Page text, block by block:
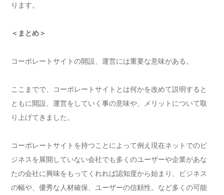
ります。
＜まとめ＞
コーポレートサイトの開設、運営には重要な意味がある。
ここまでで、コーポレートサイトとは何かを改めて説明すると
ともに開設、運営をしていく事の意味や、メリットについて取
り上げてきました。
コーポレートサイトを持つことによって例え現在ネットでのビ
ジネスを展開していない会社でも多くのユーザーや企業があな
たの会社に興味をもってくれれば認知度から始まり、ビジネス
の幅や、優秀な人材確保、ユーザーの信頼性。など多くの可能